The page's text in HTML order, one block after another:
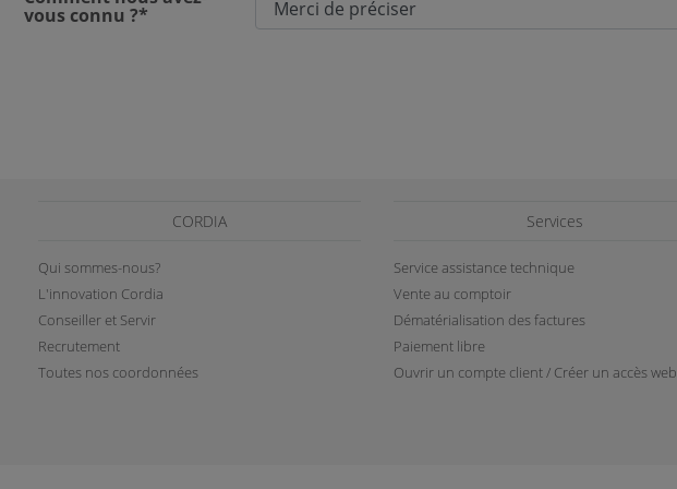
vous connu ?*
CORDIA
Qui sommes-nous?
L'innovation Cordia
Conseiller et Servir
Recrutement
Toutes nos coordonnées
Services
Service assistance technique
Vente au comptoir
Dématérialisation des factures
Paiement libre
Ouvrir un compte client / Créer un accès web